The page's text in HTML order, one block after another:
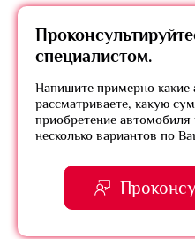
специалистом.
Напишите примерно
рассматриваете, какую
приобретение
несколько вариантов по